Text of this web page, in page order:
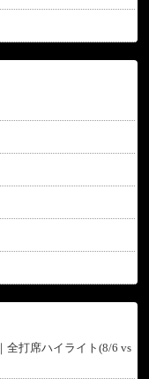
｜全打席ハイライト(8/6 vs